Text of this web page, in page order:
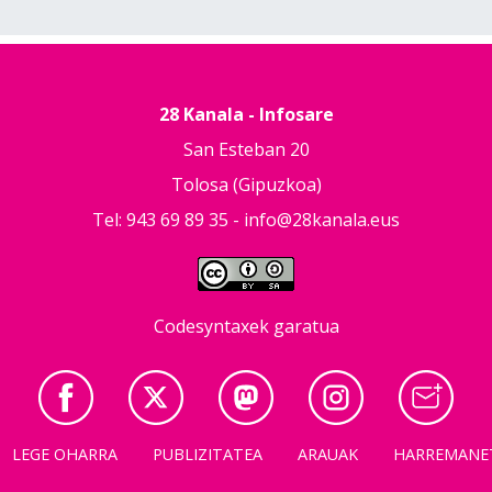
28 Kanala - Infosare
San Esteban 20
Tolosa (Gipuzkoa)
Tel: 943 69 89 35 - info@28kanala.eus
Codesyntaxek garatua
LEGE OHARRA PUBLIZITATEA ARAUAK